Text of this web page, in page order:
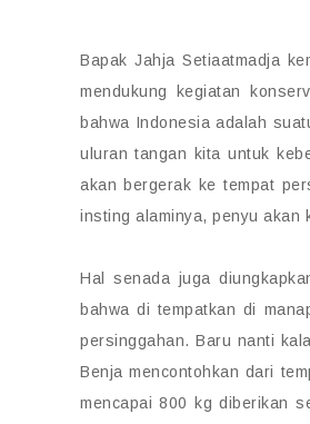
Bapak Jahja Setiaatmadja
mendukung kegiatan
bahwa Indonesia adalah
uluran tangan kita untuk
akan bergerak ke tempat
insting alaminya, penyu akan
Hal senada juga
bahwa di tempatkan di
persinggahan. Baru nanti
Benja mencontohkan dari
mencapai 800 kg diberikan